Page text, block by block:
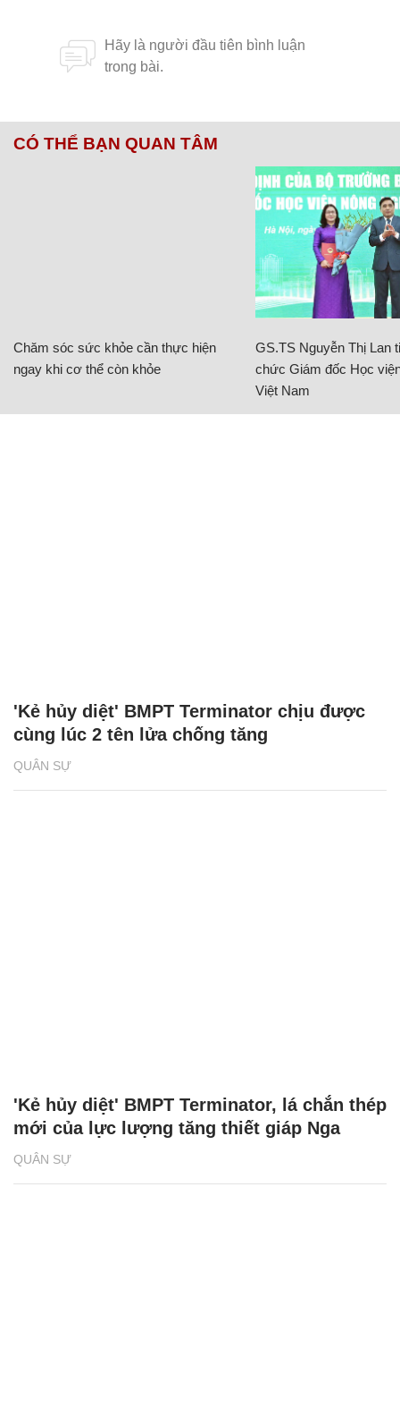
CÓ THỂ BẠN QUAN TÂM
Chăm sóc sức khỏe cần thực hiện
ngay khi cơ thể còn khỏe
GS.TS Nguyễn Thị Lan
chức Giám đốc Học
Việt Nam
QUÂN SỰ
'Kẻ hủy diệt' BMPT Terminator chịu được
cùng lúc 2 tên lửa chống tăng
QUÂN SỰ
'Kẻ hủy diệt' BMPT Terminator, lá chắn thép
mới của lực lượng tăng thiết giáp Nga